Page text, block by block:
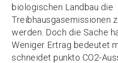
biologischen Landbau die
Treibhausgasemissionen
werden. Doch die Sache
Weniger Ertrag bedeutet
schneidet punkto CO2-